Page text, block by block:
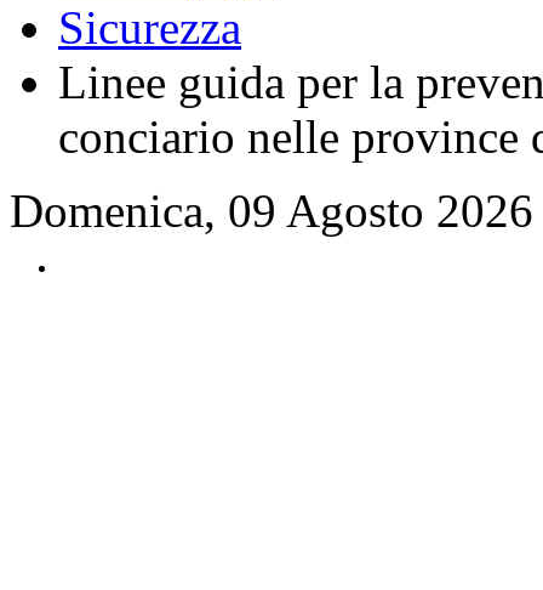
Sicurezza
Linee guida per la
conciario nelle province
Domenica, 09 Agosto 2026